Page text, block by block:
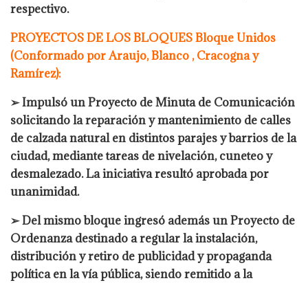
respectivo.
PROYECTOS DE LOS BLOQUES Bloque Unidos
(Conformado por Araujo, Blanco , Cracogna y
Ramírez):
➢ Impulsó un Proyecto de Minuta de Comunicación
solicitando la reparación y mantenimiento de calles
de calzada natural en distintos parajes y barrios de la
ciudad, mediante tareas de nivelación, cuneteo y
desmalezado. La iniciativa resultó aprobada por
unanimidad.
➢ Del mismo bloque ingresó además un Proyecto de
Ordenanza destinado a regular la instalación,
distribución y retiro de publicidad y propaganda
política en la vía pública, siendo remitido a la